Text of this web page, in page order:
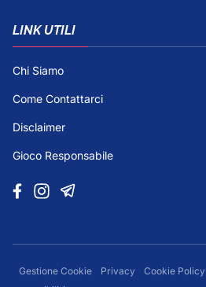
LINK UTILI
Chi Siamo
Come Contattarci
Disclaimer
Gioco Responsabile
Gestione Cookie Privacy Cookie Policy